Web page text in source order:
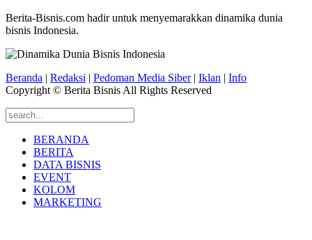
Berita-Bisnis.com hadir untuk menyemarakkan dinamika dunia
bisnis Indonesia.
Beranda | Redaksi | Pedoman Media Siber| Iklan | Info
Copyright © Berita Bisnis All Rights Reserved
BERANDA
BERITA
DATA BISNIS
EVENT
KOLOM
MARKETING